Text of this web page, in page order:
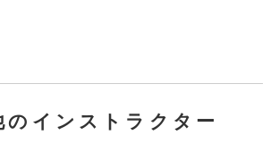
のインストラクター